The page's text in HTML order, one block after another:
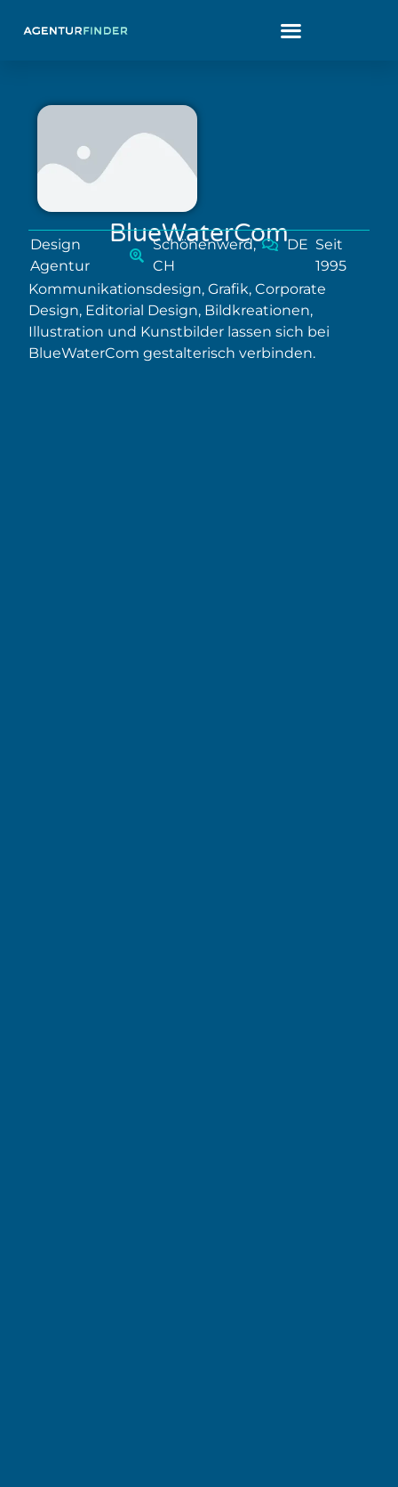
BlueWaterCom
Design
Agentur
Schönenwerd,
CH
DE Seit
1995
Kommunikationsdesign, Grafik, Corporate
Design, Editorial Design, Bildkreationen,
Illustration und Kunstbilder lassen sich bei
BlueWaterCom gestalterisch verbinden.